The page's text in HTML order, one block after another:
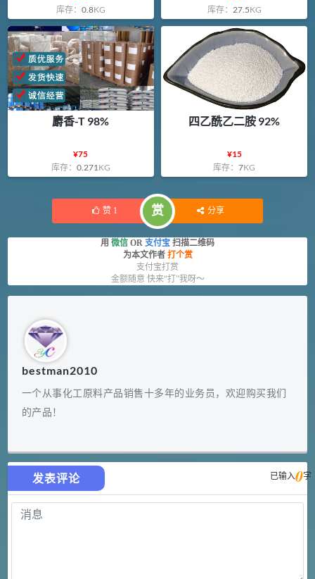
库存： 0.8KG
库存： 27.5KG
麝香-T 98%
¥75
库存： 0.271KG
四乙酰乙二胺 92%
¥15
库存：7KG
赞 1 赏 分享
用 微信 OR 支付宝 扫描二维码
为本文作者 打个赏
支付宝打赏
金额随意 快来“打”我呀～
bestman2010
一个从事化工原料产品销售十多年的业务员，欢迎购买我们
的产品！
发表评论 已输入0字